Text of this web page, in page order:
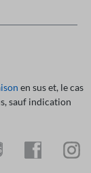
en sus et, le cas
sauf indication